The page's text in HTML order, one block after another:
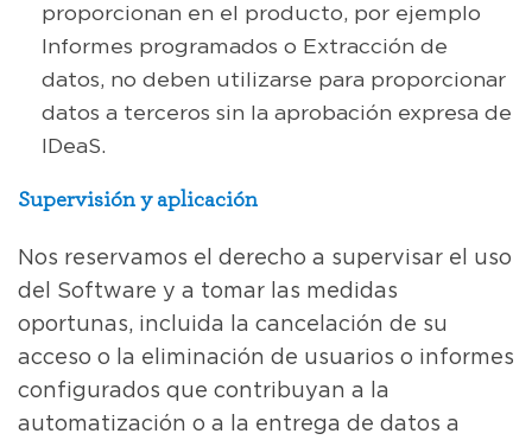
proporcionan en el producto, por ejemplo
Informes programados o Extracción de
datos, no deben utilizarse para proporcionar
datos a terceros sin la aprobación expresa de
IDeaS.
Supervisión y aplicación
Nos reservamos el derecho a supervisar el uso
del Software y a tomar las medidas
oportunas, incluida la cancelación de su
acceso o la eliminación de usuarios o informes
configurados que contribuyan a la
automatización o a la entrega de datos a